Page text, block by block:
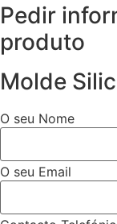
Pedir
produto
Molde
O seu Nome
O seu Email